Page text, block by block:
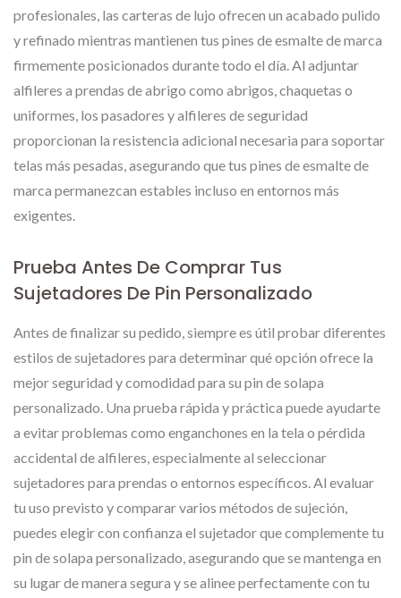
profesionales, las carteras de lujo ofrecen un acabado pulido
y refinado mientras mantienen tus pines de esmalte de marca
firmemente posicionados durante todo el día. Al adjuntar
alfileres a prendas de abrigo como abrigos, chaquetas o
uniformes, los pasadores y alfileres de seguridad
proporcionan la resistencia adicional necesaria para soportar
telas más pesadas, asegurando que tus pines de esmalte de
marca permanezcan estables incluso en entornos más
exigentes.
Prueba Antes De Comprar Tus
Sujetadores De Pin Personalizado
Antes de finalizar su pedido, siempre es útil probar diferentes
estilos de sujetadores para determinar qué opción ofrece la
mejor seguridad y comodidad para su pin de solapa
personalizado. Una prueba rápida y práctica puede ayudarte
a evitar problemas como enganchones en la tela o pérdida
accidental de alfileres, especialmente al seleccionar
sujetadores para prendas o entornos específicos. Al evaluar
tu uso previsto y comparar varios métodos de sujeción,
puedes elegir con confianza el sujetador que complemente tu
pin de solapa personalizado, asegurando que se mantenga en
su lugar de manera segura y se alinee perfectamente con tu